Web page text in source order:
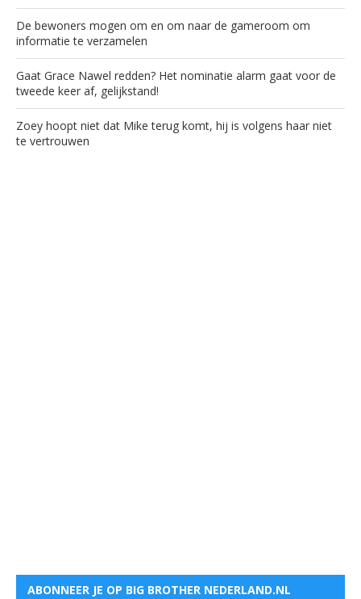
De bewoners mogen om en om naar de gameroom om
informatie te verzamelen
Gaat Grace Nawel redden? Het nominatie alarm gaat voor de
tweede keer af, gelijkstand!
Zoey hoopt niet dat Mike terug komt, hij is volgens haar niet
te vertrouwen
ABONNEER JE OP BIG BROTHER NEDERLAND.NL